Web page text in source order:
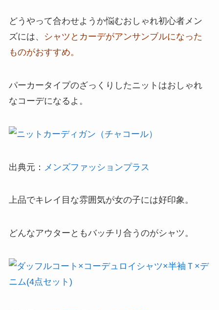
どうやって合わせようか悩むおしゃれ初心者メン
ズには、
シャツとカーデがアンサンブルになった
ものがおすすめ。
パーカータイプのざっくりしたニットはおしゃれ
なコーデになるよ。
出典元： メンズファッションプラス
上品でキレイ目な雰囲気が女の子には好印象。
どんなアウターともバッチリ合うのがシャツ。